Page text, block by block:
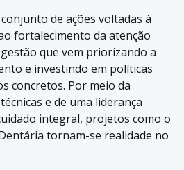
de ações voltadas à
fortalecimento da atenção
que vem priorizando a
e investindo em políticas
concretos. Por meio da
e de uma liderança
integral, projetos como o
tornam-se realidade no